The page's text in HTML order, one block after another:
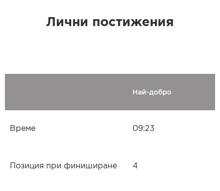
Лични постижения
Най-добро
Време 09:23
Позиция при финиширане 4